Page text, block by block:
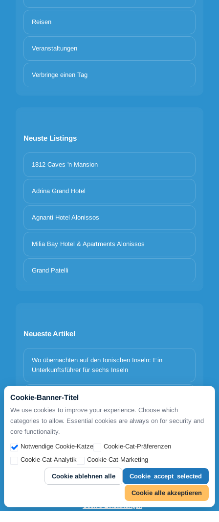
Reisen
Veranstaltungen
Verbringe einen Tag
Neuste Listings
1812 Caves 'n Mansion
Adrina Grand Hotel
Agnanti Hotel Alonissos
Milia Bay Hotel & Apartments Alonissos
Grand Patelli
Neueste Artikel
Wo übernachten auf den Ionischen Inseln: Ein
Unterkunftsführer für sechs Inseln
Athen Hotels – Optionen vergleichen und direkt
buchen
Italien–Griechenland Fähren 2026 | Minoan, Superfast
& Anek
Copyrights © 2026. All Rights Reserved by FoolowmetoGreece
Cookie-Einstellungen
Cookie-Banner-Titel
We use cookies to improve your experience. Choose which
categories to allow. Essential cookies are always on for security and
core functionality.
Notwendige Cookie-Katze
Cookie-Cat-Präferenzen
Cookie-Cat-Analytik
Cookie-Cat-Marketing
Cookie ablehnen alle Cookie_accept_selected
Cookie alle akzeptieren